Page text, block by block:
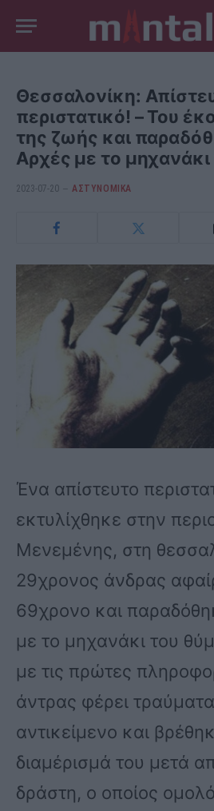
Θεσσαλονίκη:
περιστατικό! – Του
της ζωής και
Αρχές με το
2023-07-20 ΑΣΤΥΝΟΜΙΚΑ
Ένα απίστευτο
εκτυλίχθηκε στην
Μενεμένης, στη
29χρονος άνδρας
69χρονο και
με το μηχανάκι του
με τις πρώτες
άντρας φέρει
αντικείμενο και
διαμέρισμά του μετά
δράστη, ο οποίος